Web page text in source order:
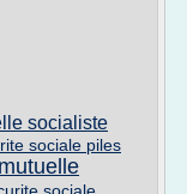
socialiste
sociale piles